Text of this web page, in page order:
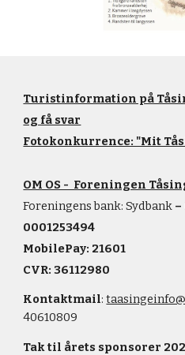
Turistinformation på
og få svar
Fotokonkurrence: "Mit
OM OS - Foreningen
Foreningens bank: Sydbank
0001253494
MobilePay: 21601
CVR: 36112980
Kontaktmail:
40610809
Tak til årets sponsorer